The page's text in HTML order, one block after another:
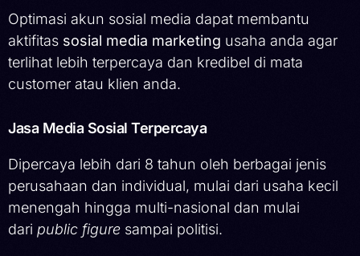
Optimasi akun sosial media dapat membantu
aktifitas sosial media marketing usaha anda agar
terlihat lebih terpercaya dan kredibel di mata
customer atau klien anda.
Jasa Media Sosial Terpercaya
Dipercaya lebih dari 8 tahun oleh berbagai jenis
perusahaan dan individual, mulai dari usaha kecil
menengah hingga multi-nasional dan mulai
dari public figure sampai politisi.